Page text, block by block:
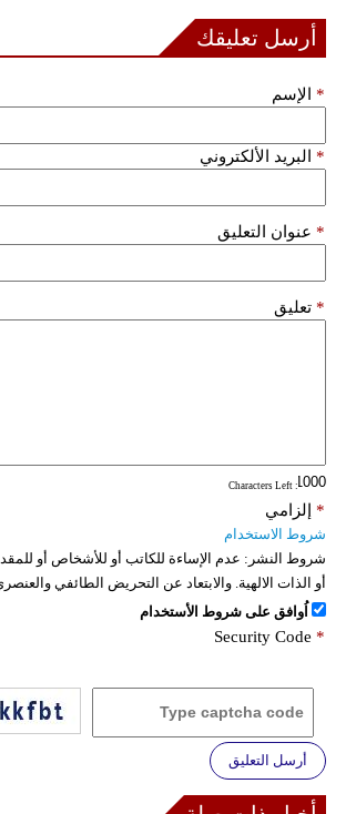
أرسل تعليقك
الإسم *
البريد الألكتروني *
عنوان التعليق *
تعليق *
: Characters Left
إلزامي *
شروط الاستخدام
شروط النشر: عدم الإساءة للكاتب أو للأشخاص أو
أو الذات الالهية. والابتعاد عن التحريض الطائفي
اُوافق على شروط الأستخدام
Security Code *
أرسل التعليق